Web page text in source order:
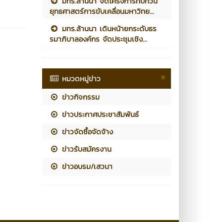
ยุทธศาสตร์การขับเคลื่อนมหาวิทย...
มทร.ล้านนา เดินหน้ายกระดับธร
รมาภิบาลองค์กร จัดประชุมเชิง...
หมวดหมู่ข่าว
ข่าวกิจกรรม
ข่าวประกาศประชาสัมพันธ์
ข่าวจัดซื้อจัดจ้าง
ข่าวรับสมัครงาน
ข่าวอบรม/เสวนา